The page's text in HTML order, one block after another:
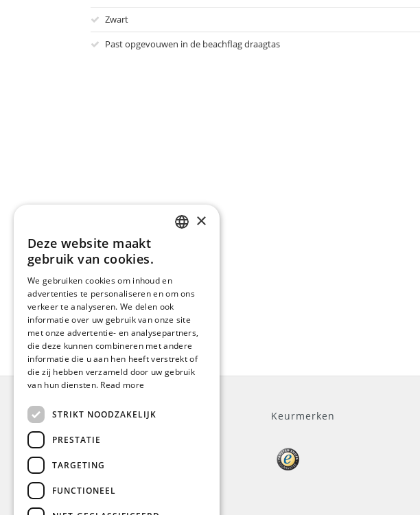
Zwart
Past opgevouwen in de beachflag draagtas
Algemeen
Klantenservice
Privacy Policy
Keurmerken
GERMAN
FRENCH
×
Deze website maakt
gebruik van cookies.
We gebruiken cookies om inhoud en
advertenties te personaliseren en om ons
verkeer te analyseren. We delen ook
informatie over uw gebruik van onze site
met onze advertentie- en analysepartners,
die deze kunnen combineren met andere
informatie die u aan hen heeft verstrekt of
die zij hebben verzameld door uw gebruik
van hun diensten. Read more
STRIKT NOODZAKELIJK
PRESTATIE
TARGETING
FUNCTIONEEL